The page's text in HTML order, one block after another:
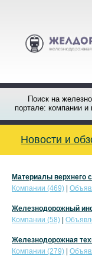
Поиск на
портале: компании и
Новости и
Материалы верхнего
Компании (469)
Железнодорожный
Компании (58)
Железнодорожная
Компании (279)